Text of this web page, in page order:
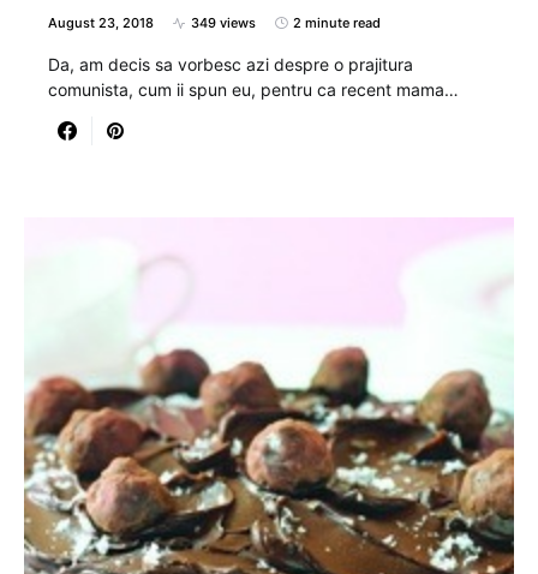
August 23, 2018 349 views 2 minute read
Da, am decis sa vorbesc azi despre o prajitura
comunista, cum ii spun eu, pentru ca recent mama…